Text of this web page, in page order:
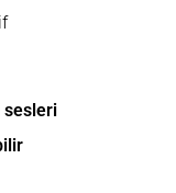
sesleri